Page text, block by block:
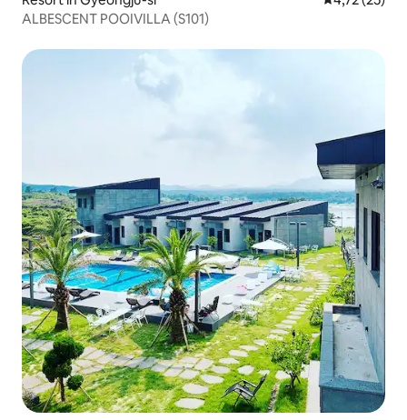
ALBESCENT POOIVILLA (S101)